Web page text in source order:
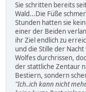
Sie schritten bereits
Wald...Die Füße
Stunden hatten sie
einer der Beiden
ihr Ziel endlich zu
und die Stille der
Wolfes durchrissen,
der stattliche Zentaur
Bestiern, sondern
"Ich..ich kann nicht